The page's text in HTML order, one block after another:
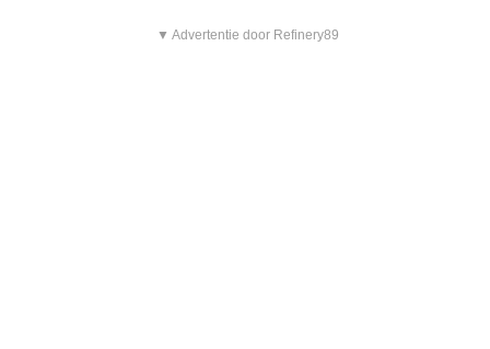
▼ Advertentie door Refinery89